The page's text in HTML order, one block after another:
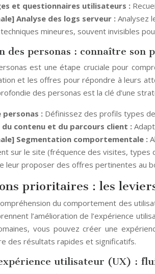
et questionnaires utilisateurs :
Analyse des logs serveur : Analysez
mineures, souvent invisibles
des personas : connaître son
est une étape cruciale pour
et les offres pour répondre à leurs
des personas est la clé d’une
personas : Définissez des profils types
contenu et du parcours client :
Segmentation comportementale :
sur le site (fréquence des visites, types
leur proposer des offres pertinentes au
prioritaires : les
du comportement des
l’amélioration de l’expérience
vous pouvez créer une
des résultats rapides et significatifs.
utilisateur (UX) :